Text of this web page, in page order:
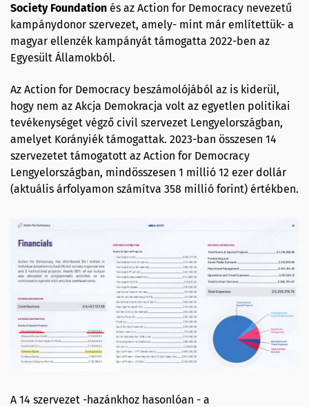
Society Foundation és az Action for Democracy nevezetű
kampánydonor szervezet, amely- mint már említettük- a
magyar ellenzék kampányát támogatta 2022-ben az
Egyesült Államokból.
Az Action for Democracy beszámolójából az is kiderül,
hogy nem az Akcja Demokracja volt az egyetlen politikai
tevékenységet végző civil szervezet Lengyelországban,
amelyet Korányiék támogattak. 2023-ban összesen 14
szervezetet támogatott az Action for Democracy
Lengyelországban, mindösszesen 1 millió 12 ezer dollár
(aktuális árfolyamon számítva 358 millió forint) értékben.
A 14 szervezet -hazánkhoz hasonlóan - a